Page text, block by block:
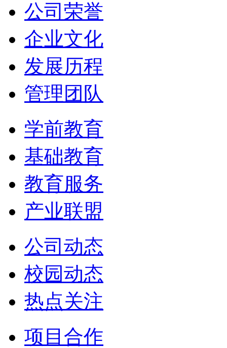
公司荣誉
企业文化
发展历程
管理团队
学前教育
基础教育
教育服务
产业联盟
公司动态
校园动态
热点关注
项目合作